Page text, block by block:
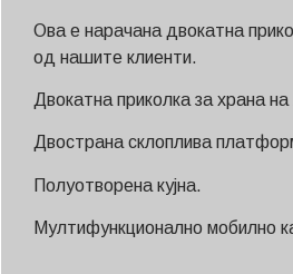
Ова е нарачана двокатна
од нашите клиенти.
Двокатна приколка за храна
Двострана склоплива
Полуотворена кујна.
Мултифункционално мобилно